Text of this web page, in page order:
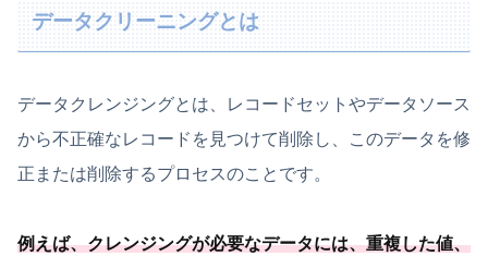
データクリーニングとは
データクレンジングとは、レコードセットやデータソース
から不正確なレコードを見つけて削除し、このデータを修
正または削除するプロセスのことです。
例えば、クレンジングが必要なデータには、重複した値、